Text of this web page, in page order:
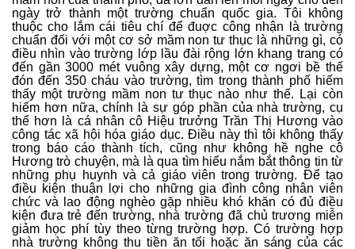
ngày trở thành một trường chuẩn quốc gia. Tôi không
thuộc cho lắm cái tiêu chí để đuợc công nhận là trường
chuẩn đối với một cơ sở mầm non tư thục là những gì, có
điều nhìn vào trường lớp lầu đài rộng lớn khang trang có
đến gần 3000 mét vuông xây dựng, một cơ ngơi bề thế
đón đến 350 cháu vào trường, tìm trong thành phố hiếm
thấy một trường mầm non tư thục nào như thế. Lại còn
hiếm hơn nữa, chính là sự góp phần của nhà trường, cụ
thể hơn là cá nhân cô Hiệu trưởng Trần Thị Hương vào
công tác xã hội hóa giáo dục. Điều này thì tôi không thấy
trong báo cáo thành tích, cũng như không hề nghe cô
Hương trò chuyện, mà là qua tìm hiểu nắm bắt thông tin từ
những phụ huynh và cả giáo viên trong trường. Để tạo
điều kiện thuận lợi cho những gia đình công nhân viên
chức và lao động nghèo gặp nhiều khó khăn có đủ điều
kiện đưa trẻ đến trường, nhà trường đã chủ trương miễn
giảm học phí tùy theo từng trường hợp. Có trường hợp
nhà trường không thu tiền ăn tối hoặc ăn sáng của các